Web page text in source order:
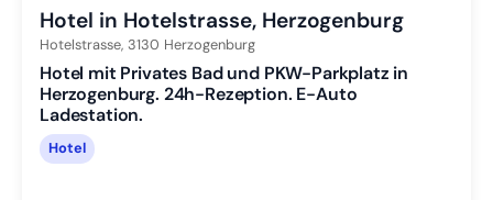
Hotel in Hotelstrasse, Herzogenburg
Hotelstrasse, 3130 Herzogenburg
Hotel mit Privates Bad und PKW-Parkplatz in
Herzogenburg. 24h-Rezeption. E-Auto
Ladestation.
Hotel